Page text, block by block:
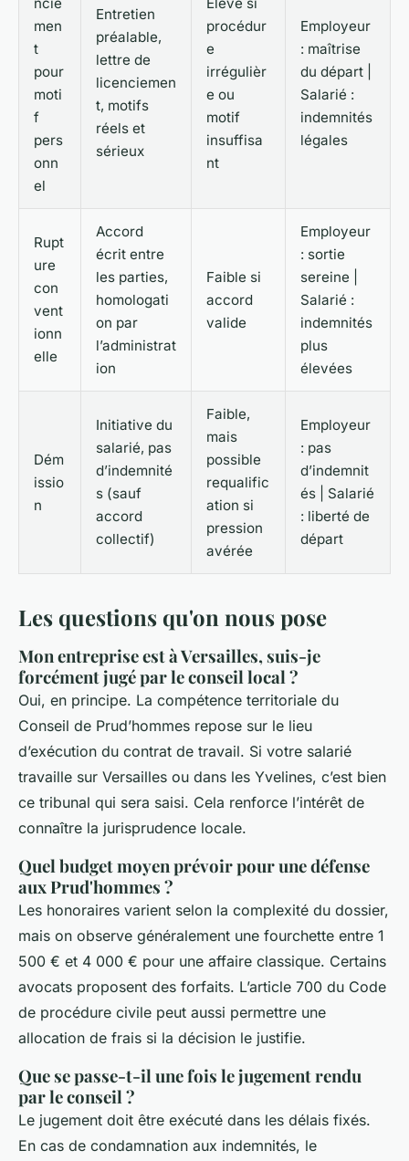
men
t
pour
moti
f
pers
onn
el
Entretien
préalable,
lettre de
licenciemen
t, motifs
réels et
sérieux
procédur
e
irrégulièr
e ou
motif
insuffisa
nt
Employeur
: maîtrise
du départ |
Salarié :
indemnités
légales
Rupt
ure
con
vent
ionn
elle
Accord
écrit entre
les parties,
homologati
on par
l’administrat
ion
Faible si
accord
valide
Employeur
: sortie
sereine |
Salarié :
indemnités
plus
élevées
Dém
issio
n
Initiative du
salarié, pas
d’indemnité
s (sauf
accord
collectif)
Faible,
mais
possible
requalific
ation si
pression
avérée
Employeur
: pas
d’indemnit
és | Salarié
: liberté de
départ
Les questions qu'on nous pose
Mon entreprise est à Versailles, suis-je
forcément jugé par le conseil local ?
Oui, en principe. La compétence territoriale du
Conseil de Prud’hommes repose sur le lieu
d’exécution du contrat de travail. Si votre salarié
travaille sur Versailles ou dans les Yvelines, c’est bien
ce tribunal qui sera saisi. Cela renforce l’intérêt de
connaître la jurisprudence locale.
Quel budget moyen prévoir pour une défense
aux Prud'hommes ?
Les honoraires varient selon la complexité du dossier,
mais on observe généralement une fourchette entre 1
500 € et 4 000 € pour une affaire classique. Certains
avocats proposent des forfaits. L’article 700 du Code
de procédure civile peut aussi permettre une
allocation de frais si la décision le justifie.
Que se passe-t-il une fois le jugement rendu
par le conseil ?
Le jugement doit être exécuté dans les délais fixés.
En cas de condamnation aux indemnités, le